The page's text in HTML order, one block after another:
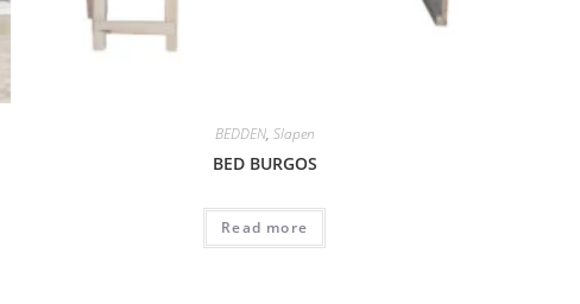
BEDDEN, Slapen
BED BURGOS
Read more